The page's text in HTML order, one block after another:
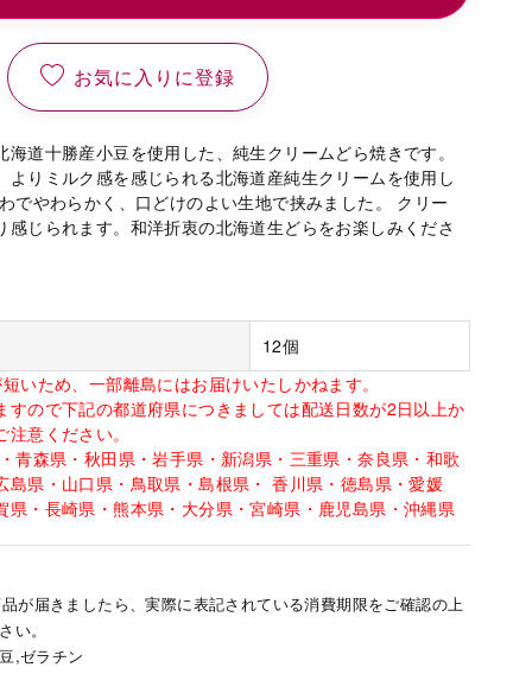
お気に入りに登録
道十勝産小豆を使用した、純生クリームどら焼きです。
よりミルク感を感じられる北海道産純生クリームを使用し
でやわらかく、口どけのよい生地で挟みました。 クリー
感じられます。和洋折衷の北海道生どらをお楽しみくださ
12個
いため、一部離島にはお届けいたしかねます。
すので下記の都道府県につきましては配送日数が2日以上か
意ください。
青森県・秋田県・岩手県・新潟県・三重県・奈良県・和歌
島県・山口県・鳥取県・島根県・ 香川県・徳島県・愛媛
県・長崎県・熊本県・大分県・宮崎県・鹿児島県・沖縄県
が届きましたら、実際に表記されている消費期限をご確認の上
い。
,ゼラチン